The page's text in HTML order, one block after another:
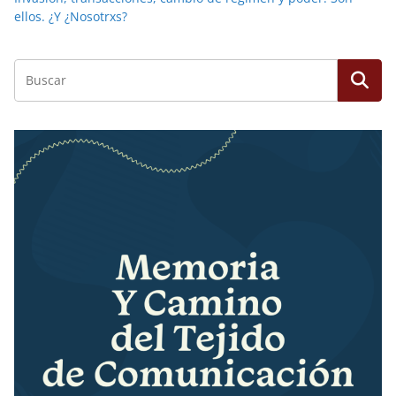
ellos. ¿Y ¿Nosotrxs?